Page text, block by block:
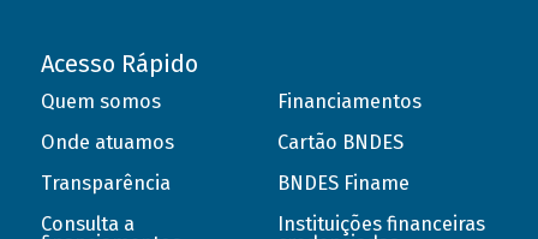
Acesso Rápido
Quem somos
Onde atuamos
Transparência
Consulta a
Financiamentos
Cartão BNDES
BNDES Finame
Instituições financeiras